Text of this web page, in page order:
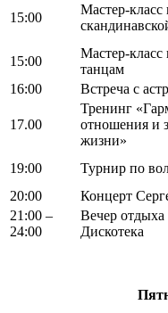
15:00
Мастер-класс
15:00
Мастер-
танцам
16:00
Встреча с
17.00
Тренинг
отношения и
жизни»
19:00 Турнир по
20:00
Концерт
21:00 –
24:00
Вечер
Дискотека